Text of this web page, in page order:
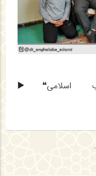
اسلامی❝▶️